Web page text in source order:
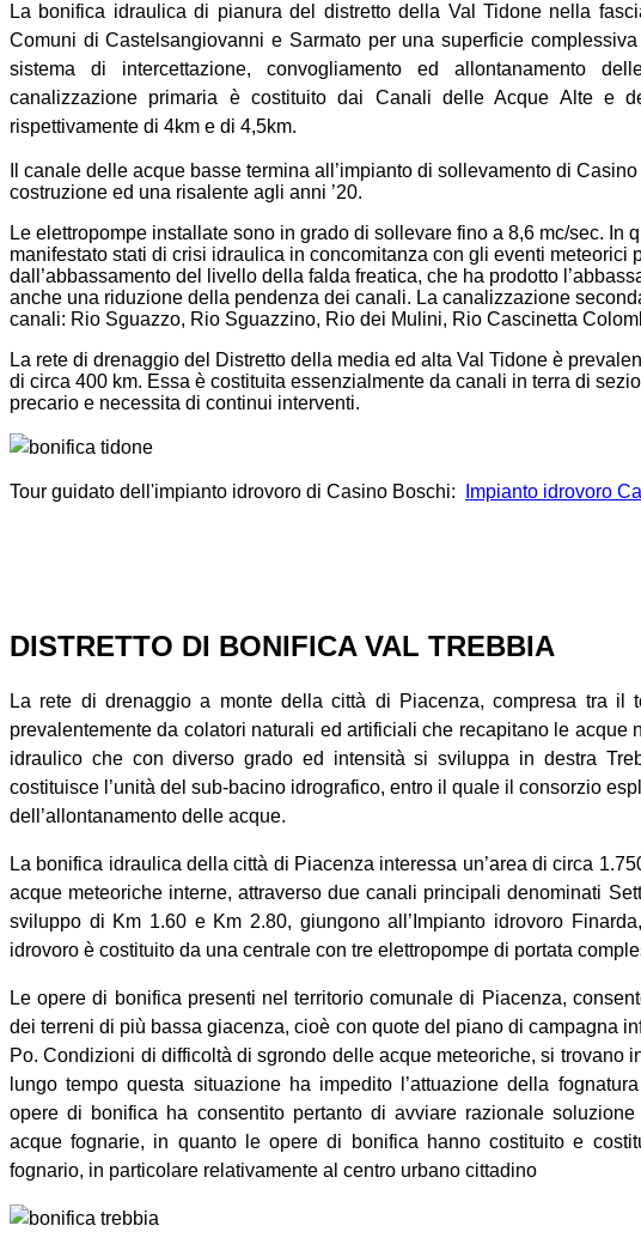
La bonifica idraulica di pianura del distretto della Val Tidone nella
Comuni di Castelsangiovanni e Sarmato per una superficie
sistema di intercettazione, convogliamento ed allontanamento
canalizzazione primaria è costituito dai Canali delle Acque Alte e
rispettivamente di 4km e di 4,5km.
Il canale delle acque basse termina all’impianto di sollevamento di
costruzione ed una risalente agli anni ’20.
Le elettropompe installate sono in grado di sollevare fino a 8,6 mc/sec. In
manifestato stati di crisi idraulica in concomitanza con gli eventi meteorici
dall’abbassamento del livello della falda freatica, che ha prodotto
anche una riduzione della pendenza dei canali. La canalizzazione
canali: Rio Sguazzo, Rio Sguazzino, Rio dei Mulini, Rio Cascinetta
La rete di drenaggio del Distretto della media ed alta Val Tidone è
di circa 400 km. Essa è costituita essenzialmente da canali in terra di
precario e necessita di continui interventi.
Tour guidato dell'impianto idrovoro di Casino Boschi: Impianto idrovoro
DISTRETTO DI BONIFICA VAL TREBBIA
La rete di drenaggio a monte della città di Piacenza, compresa tra il
prevalentemente da colatori naturali ed artificiali che recapitano le
idraulico che con diverso grado ed intensità si sviluppa in destra
costituisce l’unità del sub-bacino idrografico, entro il quale il consorzio
dell’allontanamento delle acque.
La bonifica idraulica della città di Piacenza interessa un’area di circa
acque meteoriche interne, attraverso due canali principali denominati
sviluppo di Km 1.60 e Km 2.80, giungono all’Impianto idrovoro
idrovoro è costituito da una centrale con tre elettropompe di portata
Le opere di bonifica presenti nel territorio comunale di Piacenza,
dei terreni di più bassa giacenza, cioè con quote del piano di campagna
Po. Condizioni di difficoltà di sgrondo delle acque meteoriche, si trovano
lungo tempo questa situazione ha impedito l’attuazione della
opere di bonifica ha consentito pertanto di avviare razionale
acque fognarie, in quanto le opere di bonifica hanno costituito e
fognario, in particolare relativamente al centro urbano cittadino